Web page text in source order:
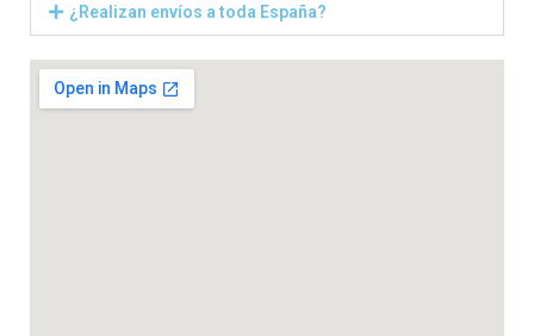
¿Realizan envíos a toda España?